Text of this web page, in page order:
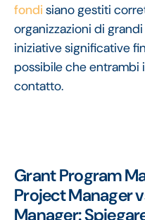
fondi siano gestiti
organizzazioni di
iniziative significative
possibile che entrambi
contatto.
Grant Program
Project Manager
Manager: